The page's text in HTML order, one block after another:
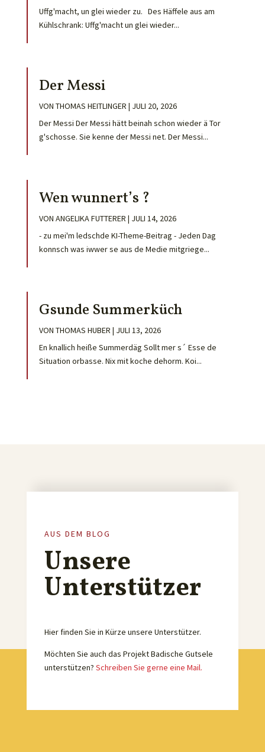
Uffg'macht, un glei wieder zu. Des Häffele aus am
Kühlschrank: Uffg'macht un glei wieder...
Der Messi
VON THOMAS HEITLINGER | JULI 20, 2026
Der Messi Der Messi hätt beinah schon wieder ä Tor
g'schosse. Sie kenne der Messi net. Der Messi...
Wen wunnert’s ?
VON ANGELIKA FUTTERER | JULI 14, 2026
- zu mei'm ledschde KI-Theme-Beitrag - Jeden Dag
konnsch was iwwer se aus de Medie mitgriege...
Gsunde Summerküch
VON THOMAS HUBER | JULI 13, 2026
En knallich heiße Summerdäg Sollt mer s´ Esse de
Situation orbasse. Nix mit koche dehorm. Koi...
AUS DEM BLOG
Unsere
Unterstützer
Hier finden Sie in Kürze unsere Unterstützer.
Möchten Sie auch das Projekt Badische Gutsele
unterstützen? Schreiben Sie gerne eine Mail.